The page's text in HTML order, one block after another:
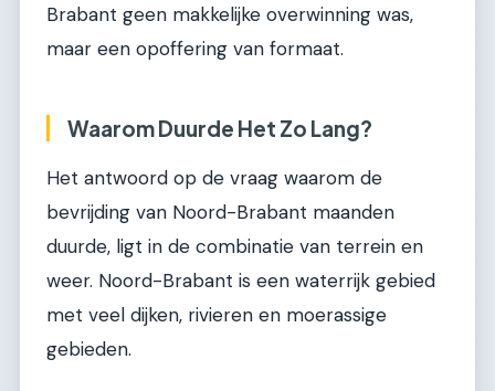
Brabant geen makkelijke overwinning was,
maar een opoffering van formaat.
Waarom Duurde Het Zo Lang?
Het antwoord op de vraag waarom de
bevrijding van Noord-Brabant maanden
duurde, ligt in de combinatie van terrein en
weer. Noord-Brabant is een waterrijk gebied
met veel dijken, rivieren en moerassige
gebieden.